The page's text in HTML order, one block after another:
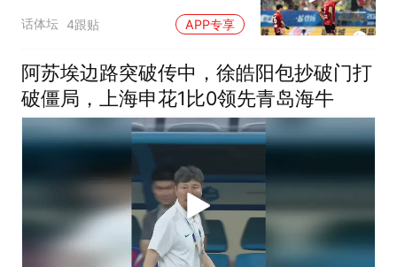
尴尬现状！
话体坛 4跟贴 APP专享
阿苏埃边路突破传中，徐皓阳包抄破门打
破僵局，上海申花1比0领先青岛海牛